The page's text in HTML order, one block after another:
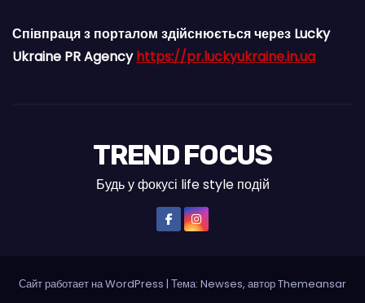
Співпраця з порталом здійснюється через Lucky
Ukraine PR Agencyhttps://pr.luckyukraine.in.ua
TREND FOCUS
Будь у фокусі life style подій
Сайт работает на WordPress | Тема: Newses, авторThemeansar